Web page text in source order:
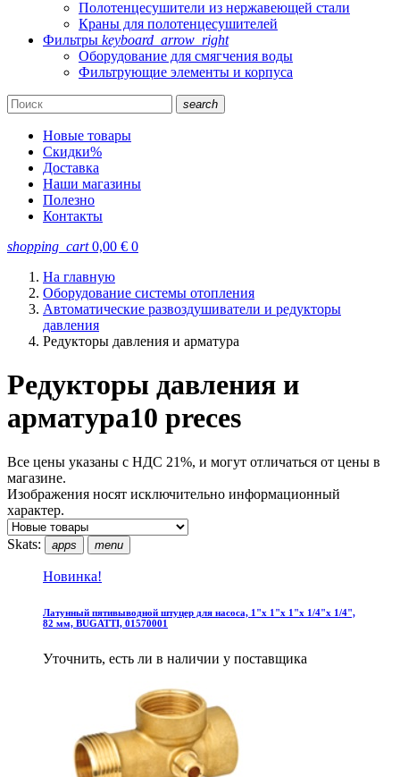
Полотенцесушители из нержавеющей стали
Краны для полотенцесушителей
Фильтры keyboard_arrow_right
Оборудование для смягчения воды
Фильтрующие элементы и корпуса
search
Новые товары
Скидки%
Доставка
Наши магазины
Полезно
Контакты
shopping_cart 0,00 € 0
На главную
Оборудование системы отопления
Автоматические развоздушиватели и редукторы
давления
Редукторы давления и арматура
Редукторы давления и
арматура10 preces
Все цены указаны с НДС 21%, и могут отличаться от цены в
магазине.
Изображения носят исключительно информационный
характер.
Skats: apps menu
Новинка!
Латунный пятивыводной штуцер для насоса, 1"x 1"x 1"x 1/4"x 1/4",
82 мм, BUGATTI, 01570001
Уточнить, есть ли в наличии у поставщика